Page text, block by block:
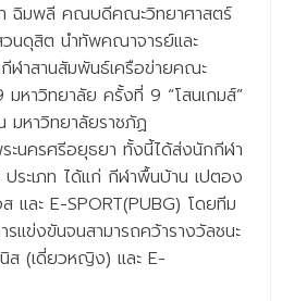
อร์
รกิจ
ฉิมพลี คณบดีคณะวิทยาศาสตร์
วนดุสิต นำทัพคณาจารย์และ
ฬาสานสัมพันธ์เครือข่ายคณะ
มหาวิทยาลัย ครั้งที่ 9 “โสนเกมส์”
หาวิทยาลัยราชภัฏ
นครศรีอยุธยา ทั้งนี้ได้ส่งนักกีฬา
ระเภท ได้แก่ กีฬาพื้นบ้าน เปตอง
และ E-SPORT(PUBG) โดยทีม
รแข่งขันจนสามารถคว้ารางวัลชนะ
นิส (เดี่ยวหญิง) และ E-